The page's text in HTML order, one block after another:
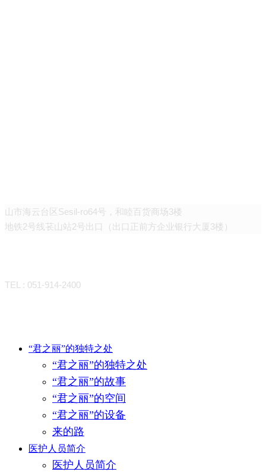
山市海云台区Sesil-ro64号，和睦百货商场3楼
地铁2号线苌山站2号出口（出口正前方企业银行大厦3楼）
TEL : 051-914-2400
Close“君之丽”的独特之处
“君之丽”的独特之处
“君之丽”的故事
“君之丽”的空间
“君之丽”的设备
来的路
医护人员简介
医护人员简介